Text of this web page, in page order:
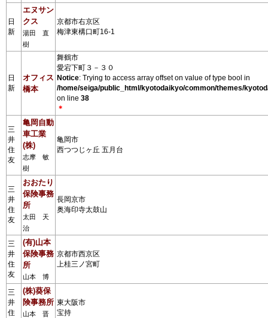
日
新
エヌサン
クス
湯田 直
樹
京都市右京区
梅津東構口町16-1
日
新
オフィス
橋本
舞鶴市
愛宕下町３－３０
Notice: Trying to access array offset on value of type bool in
/home/seiga/public_html/kyotodaikyo/common/themes/
on line 38
＊
三
井
住
友
亀岡自動
車工業
(株)
志摩 敏
樹
亀岡市
西つつじヶ丘 五月台
三
井
住
友
おおたり
保険事務
所
太田 天
治
長岡京市
奥海印寺太鼓山
三
井
住
友
(有)山本
保険事務
所
山本 博
京都市西京区
上桂三ノ宮町
三
井
住
(株)葵保
険事務所
山本 晋
東大阪市
宝持